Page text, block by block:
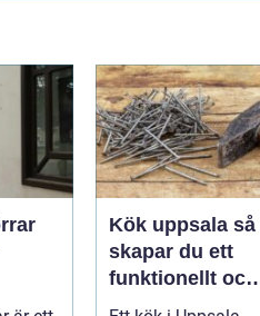
Kök uppsala så
skapar du ett
funktionellt och
personligt kök